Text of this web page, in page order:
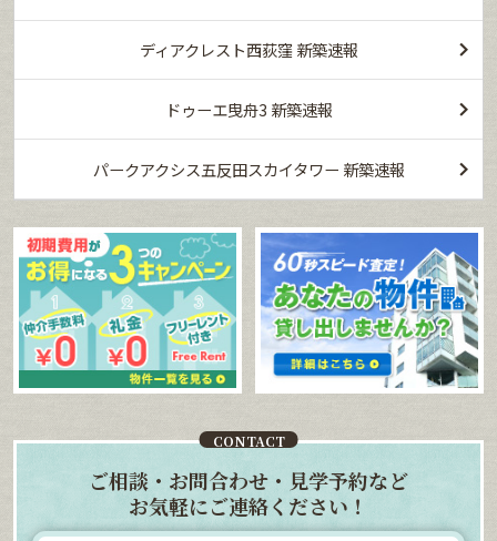
ディアクレスト西荻窪 新築速報
ドゥーエ曳舟3 新築速報
パークアクシス五反田スカイタワー 新築速報
CONTACT
ご相談・お問合わせ・見学予約など
お気軽にご連絡ください！